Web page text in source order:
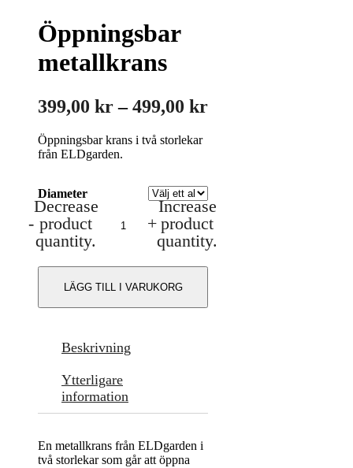
Öppningsbar
metallkrans
399,00 kr – 499,00 krPrisintervall:
Öppningsbar krans i två storlekar
från ELDgarden.
Diameter
-
Decrease
product
quantity.
Öppningsbar
metallkrans
+
Increase
product
quantity.
LÄGG TILL I VARUKORG
Beskrivning
Ytterligare
information
En metallkrans från ELDgarden i
två storlekar som går att öppna